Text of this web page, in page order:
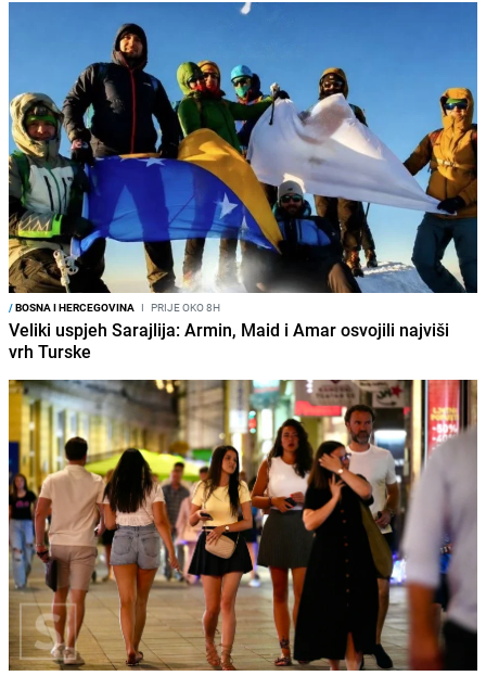
/BOSNA I HERCEGOVINA I PRIJE OKO 8H
Veliki uspjeh Sarajlija: Armin, Maid i Amar osvojili najviši
vrh Turske